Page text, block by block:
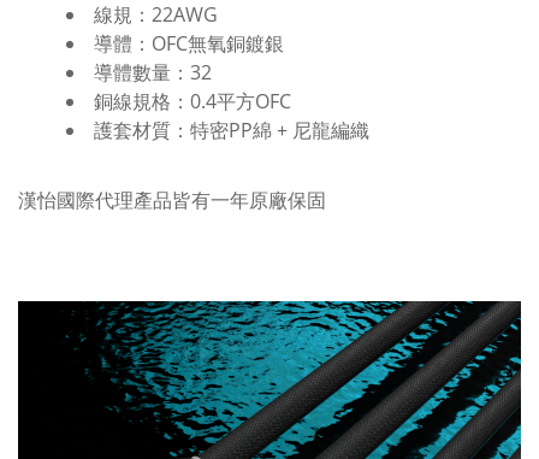
線規：22AWG
導體：OFC無氧銅鍍銀
導體數量：32
銅線規格：0.4平方OFC
護套材質：特密PP綿 + 尼龍編織
漢怡國際代理產品皆有一年原廠保固